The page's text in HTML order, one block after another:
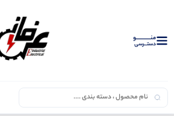
منــــــــــــو
دستــرسی